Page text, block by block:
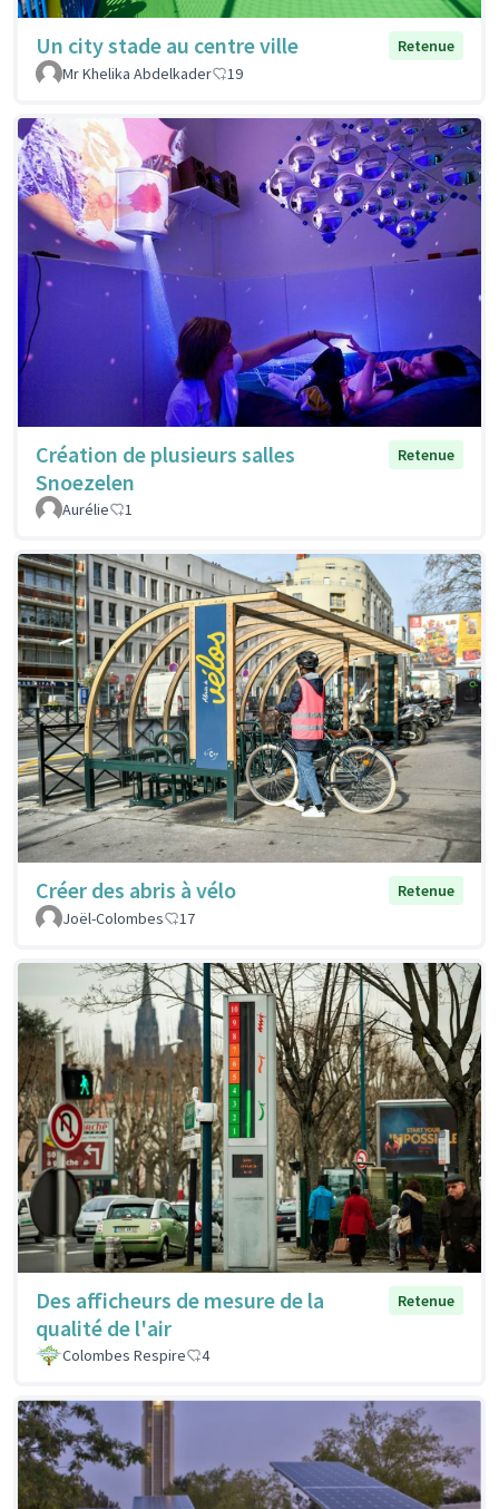
Un city stade au centre ville
Retenue
Mr Khelika Abdelkader
19
Création de plusieurs salles
Snoezelen
Retenue
Aurélie 1
Créer des abris à vélo
Retenue
Joël-Colombes
17
Des afficheurs de mesure de la
qualité de l'air
Retenue
Colombes Respire 4